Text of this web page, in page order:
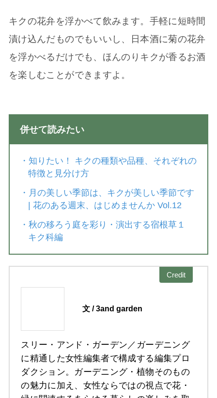
キクの花弁を浮かべて飲みます。手軽に短時間
漬け込んだものでもいいし 、日本酒に菊の花弁
を浮かべるだけでも、 ほんのりキクが香るお酒
を楽しむことができますよ。
併せて読みたい
・ 知りたい！ キクの種類や品種、それぞれの
特徴と見分け方
・ 月の美しい季節は、キクが美しい季節です
| 花のある週末、はじめませんか Vol.12
・ 秋の移ろう庭を彩り・演出する宿根草１
キク科編
Credit
文 / 3and garden
スリー・アンド・ガーデン／ガーデニング
に精通した女性編集者で構成する編集プロ
ダクション。ガーデニング・植物そのもの
の魅力に加え、女性ならではの視点で花・